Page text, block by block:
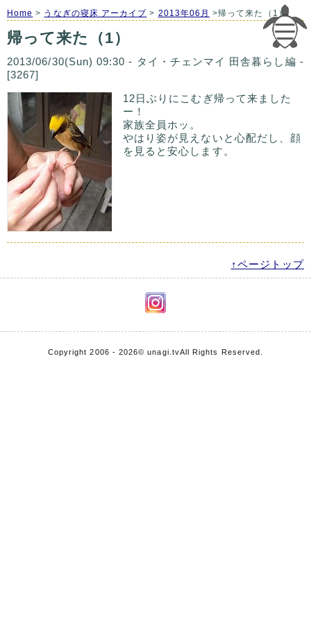
Home > うなぎの寝床 アーカイブ > 2013年06月 >帰って来た（1）
帰って来た（1）
2013/06/30(Sun) 09:30 - タイ・チェンマイ 田舎暮らし編 -
[3267]
12日ぶりにこむぎ帰って来ました
ー！
家族全員ホッ。
やはり姿が見えないと心配だし、顔
を見ると安心します。
↑ページトップ
Copyright 2006 - 2026© unagi.tvAll Rights Reserved.